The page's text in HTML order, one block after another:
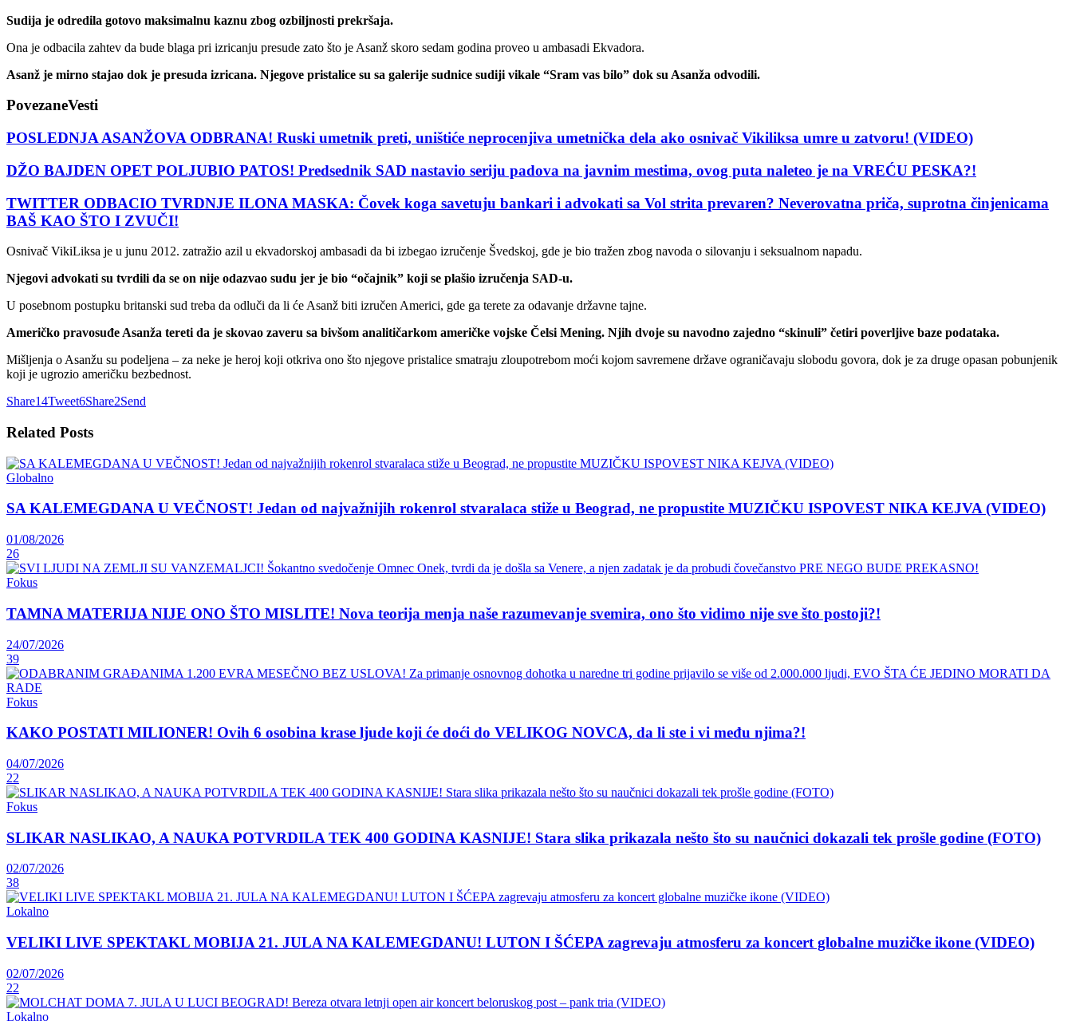
Sudija je odredila gotovo maksimalnu kaznu zbog ozbiljnosti prekršaja.
Ona je odbacila zahtev da bude blaga pri izricanju presude zato što je Asanž skoro sedam godina proveo u ambasadi Ekvadora.
Asanž je mirno stajao dok je presuda izricana. Njegove pristalice su sa galerije sudnice sudiji vikale “Sram vas bilo” dok su Asanža odvodili.
PovezaneVesti
POSLEDNJA ASANŽOVA ODBRANA! Ruski umetnik preti, uništiće neprocenjiva umetnička dela ako osnivač Vikiliksa umre u zatvoru! (VIDEO)
DŽO BAJDEN OPET POLJUBIO PATOS! Predsednik SAD nastavio seriju padova na javnim mestima, ovog puta naleteo je na VREĆU PESKA?!
TWITTER ODBACIO TVRDNJE ILONA MASKA: Čovek koga savetuju bankari i advokati sa Vol strita prevaren? Neverovatna priča, suprotna činjenicama
BAŠ KAO ŠTO I ZVUČI!
Osnivač VikiLiksa je u junu 2012. zatražio azil u ekvadorskoj ambasadi da bi izbegao izručenje Švedskoj, gde je bio tražen zbog navoda o silovanju i seksualnom napadu.
Njegovi advokati su tvrdili da se on nije odazvao sudu jer je bio “očajnik” koji se plašio izručenja SAD-u.
U posebnom postupku britanski sud treba da odluči da li će Asanž biti izručen Americi, gde ga terete za odavanje državne tajne.
Američko pravosuđe Asanža tereti da je skovao zaveru sa bivšom analitičarkom američke vojske Čelsi Mening. Njih dvoje su navodno zajedno “skinuli” četiri poverljive baze podataka.
Mišljenja o Asanžu su podeljena – za neke je heroj koji otkriva ono što njegove pristalice smatraju zloupotrebom moći kojom savremene države ograničavaju slobodu govora, dok je za druge opasan pobunjenik
koji je ugrozio američku bezbednost.
Share14Tweet6Share2Send
Related Posts
Globalno
SA KALEMEGDANA U VEČNOST! Jedan od najvažnijih rokenrol stvaralaca stiže u Beograd, ne propustite MUZIČKU ISPOVEST NIKA KEJVA (VIDEO)
01/08/2026
26
Fokus
TAMNA MATERIJA NIJE ONO ŠTO MISLITE! Nova teorija menja naše razumevanje svemira, ono što vidimo nije sve što postoji?!
24/07/2026
39
Fokus
KAKO POSTATI MILIONER! Ovih 6 osobina krase ljude koji će doći do VELIKOG NOVCA, da li ste i vi među njima?!
04/07/2026
22
Fokus
SLIKAR NASLIKAO, A NAUKA POTVRDILA TEK 400 GODINA KASNIJE! Stara slika prikazala nešto što su naučnici dokazali tek prošle godine (FOTO)
02/07/2026
38
Lokalno
VELIKI LIVE SPEKTAKL MOBIJA 21. JULA NA KALEMEGDANU! LUTON I ŠĆEPA zagrevaju atmosferu za koncert globalne muzičke ikone (VIDEO)
02/07/2026
22
Lokalno